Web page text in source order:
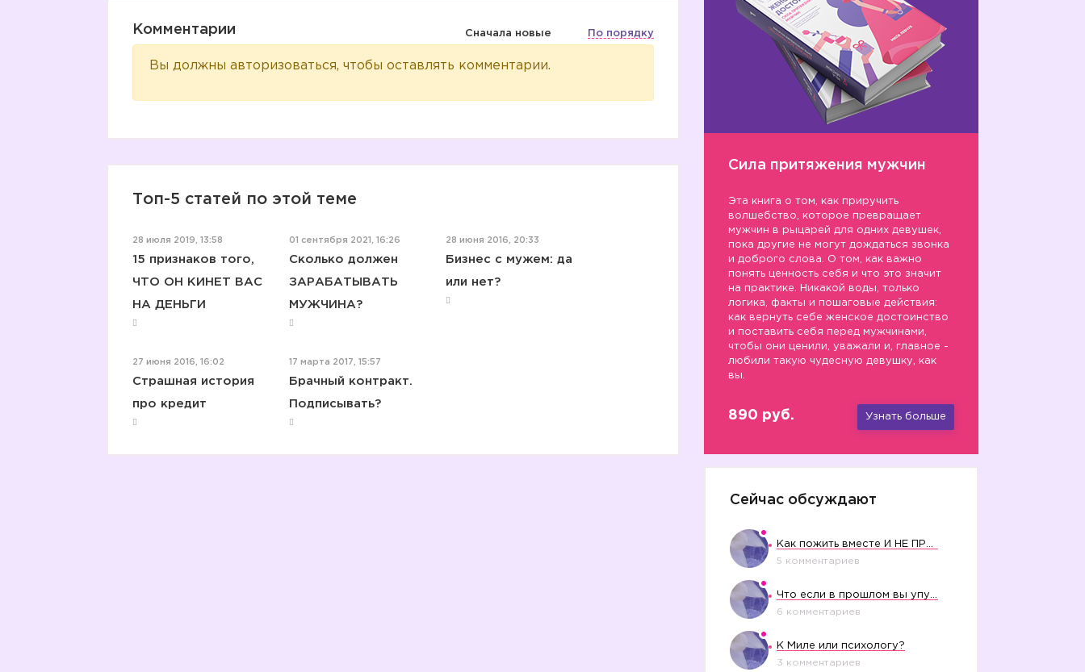
Комментарии Сначала новые По порядку
Вы должны авторизоваться, чтобы оставлять комментарии.
Топ-5 статей по этой теме
28 июля 2019, 13:58
15 признаков того,
ЧТО ОН КИНЕТ ВАС
НА ДЕНЬГИ
01 сентября 2021, 16:26
Сколько должен
ЗАРАБАТЫВАТЬ
МУЖЧИНА?
28 июня 2016, 20:33
Бизнес с мужем: да
или нет?
27 июня 2016, 16:02
Страшная история
про кредит
17 марта 2017, 15:57
Брачный контракт.
Подписывать?
Сила притяжения мужчин
Эта книга о том, как приручить
волшебство, которое превращает
мужчин в рыцарей для одних девушек,
пока другие не могут дождаться звонка
и доброго слова. О том, как важно
понять ценность себя и что это значит
на практике. Никакой воды, только
логика, факты и пошаговые действия:
как вернуть себе женское достоинство
и поставить себя перед мужчинами,
чтобы они ценили, уважали и, главное -
любили такую чудесную девушку, как
вы.
890 руб. Узнать больше
Сейчас обсуждают
5 комментариев
6 комментариев
К Миле или психологу?
3 комментариев